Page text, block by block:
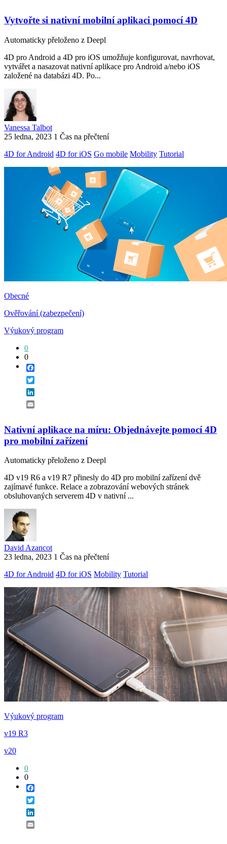
Vytvořte si nativní mobilní aplikaci pomocí 4D
Automaticky přeloženo z Deepl
4D pro Android a 4D pro iOS umožňuje konfigurovat, navrhovat,
vytvářet a nasazovat nativní aplikace pro Android a/nebo iOS
založené na databázi 4D. Po...
Vanessa Talbot
25 ledna, 2023 1 Čas na přečtení
4D for Android 4D for iOS Go mobile Mobility Tutorial
Obecné
Ověřování (zabezpečení)
Výukový program
0
0
Nativní aplikace na míru: Objednávejte pomocí 4D
pro mobilní zařízení
Automaticky přeloženo z Deepl
4D v19 R6 a v19 R7 přinesly do 4D pro mobilní zařízení dvě
zajímavé funkce. Relace a zobrazování webových stránek
obsluhovaných serverem 4D v nativní ...
David Azancot
23 ledna, 2023 1 Čas na přečtení
4D for Android 4D for iOS Mobility Tutorial
Výukový program
v19 R3
v20
0
0